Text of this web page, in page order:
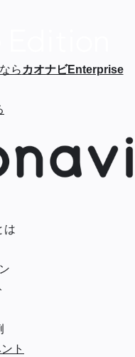
らカオナビEnterprise
は
ト